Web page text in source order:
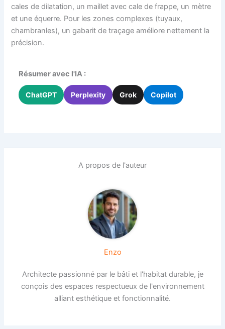
cales de dilatation, un maillet avec cale de frappe, un mètre
et une équerre. Pour les zones complexes (tuyaux,
chambranles), un gabarit de traçage améliore nettement la
précision.
Résumer avec l'IA :
ChatGPT Perplexity Grok Copilot
A propos de l'auteur
Enzo
Architecte passionné par le bâti et l'habitat durable, je
conçois des espaces respectueux de l'environnement
alliant esthétique et fonctionnalité.